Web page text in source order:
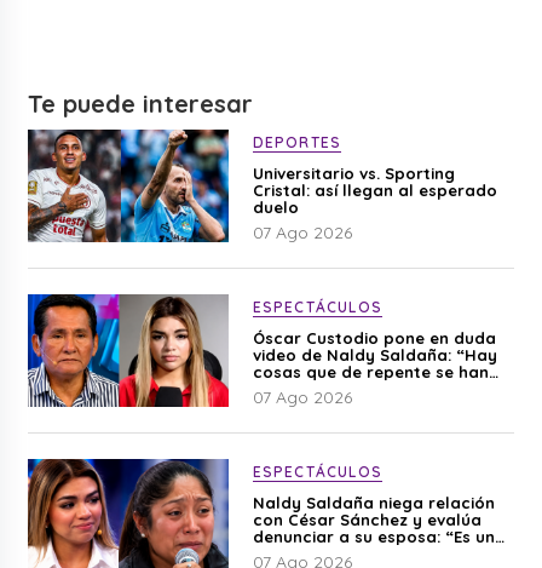
Te puede interesar
DEPORTES
Universitario vs. Sporting
Cristal: así llegan al esperado
duelo
07 Ago 2026
ESPECTÁCULOS
Óscar Custodio pone en duda
video de Naldy Saldaña: “Hay
cosas que de repente se han
editado”
07 Ago 2026
ESPECTÁCULOS
Naldy Saldaña niega relación
con César Sánchez y evalúa
denunciar a su esposa: “Es una
difamación”
07 Ago 2026